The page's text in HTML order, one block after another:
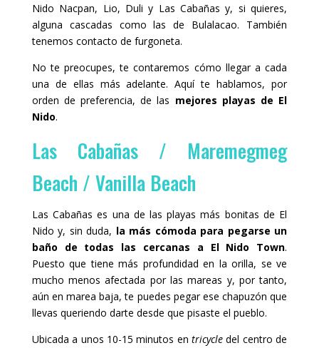
Nido Nacpan, Lio, Duli y Las Cabañas y, si quieres,
alguna cascadas como las de Bulalacao. También
tenemos contacto de furgoneta.
No te preocupes, te contaremos cómo llegar a cada
una de ellas más adelante. Aquí te hablamos, por
orden de preferencia, de las mejores playas de El
Nido.
Las Cabañas / Maremegmeg
Beach / Vanilla Beach
Las Cabañas es una de las playas más bonitas de El
Nido y, sin duda, la más cómoda para pegarse un
baño de todas las cercanas a El Nido Town.
Puesto que tiene más profundidad en la orilla, se ve
mucho menos afectada por las mareas y, por tanto,
aún en marea baja, te puedes pegar ese chapuzón que
llevas queriendo darte desde que pisaste el pueblo.
Ubicada a unos 10-15 minutos entricycle del centro de